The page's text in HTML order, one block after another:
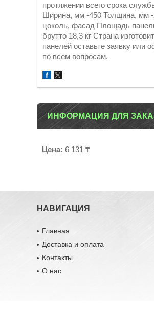
протяжении всего срока
Ширина, мм -450 Толщина, мм -
цоколь, фасад Площадь
брутто 18,3 кг Страна
панелей оставьте заявку или
по всем вопросам.
ИНФОРМАЦИЯ ДЛЯ
Цена: 6 131 ₸
НАВИГАЦИЯ
Главная
Доставка и оплата
Контакты
О нас